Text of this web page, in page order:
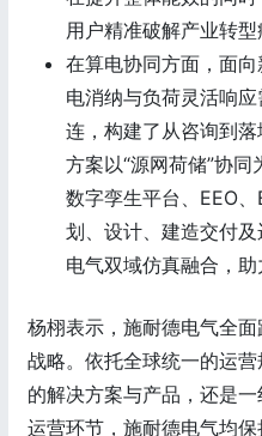
用户精准破解产业转型
在算电协同方面，面
电消纳与负荷灵活响
连，构建了从咨询到
方案以“源网荷储”协
数字孪生平台、EEO
划、设计、建造交付
电气双域仿真融合，助
杨栩表示，施耐德电气全
战略。依托全球统一的运
的解决方案与产品，还是
运营环节，施耐德电气均